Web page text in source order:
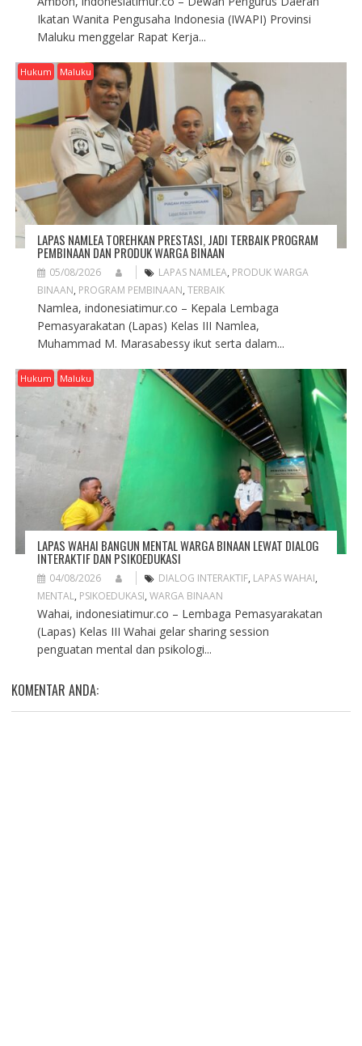
Ikatan Wanita Pengusaha Indonesia (IWAPI) Provinsi
Maluku menggelar Rapat Kerja...
Hukum Maluku
LAPAS NAMLEA TOREHKAN PRESTASI, JADI TERBAIK PROGRAM
PEMBINAAN DAN PRODUK WARGA BINAAN
05/08/2026 LAPAS NAMLEA, PRODUK WARGA
BINAAN, PROGRAM PEMBINAAN, TERBAIK
Namlea, indonesiatimur.co – Kepala Lembaga
Pemasyarakatan (Lapas) Kelas III Namlea,
Muhammad M. Marasabessy ikut serta dalam...
Hukum Maluku
LAPAS WAHAI BANGUN MENTAL WARGA BINAAN LEWAT DIALOG
INTERAKTIF DAN PSIKOEDUKASI
04/08/2026 DIALOG INTERAKTIF, LAPAS WAHAI,
MENTAL, PSIKOEDUKASI, WARGA BINAAN
Wahai, indonesiatimur.co – Lembaga Pemasyarakatan
(Lapas) Kelas III Wahai gelar sharing session
penguatan mental dan psikologi...
KOMENTAR ANDA: